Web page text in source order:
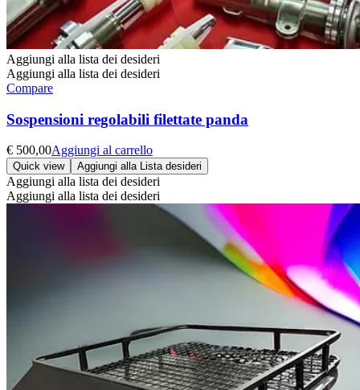
Aggiungi alla lista dei desideri
Aggiungi alla lista dei desideri
Compare
Sospensioni regolabili filettate panda
€ 500,00Aggiungi al carrello
Quick view Aggiungi alla Lista desideri
Aggiungi alla lista dei desideri
Aggiungi alla lista dei desideri